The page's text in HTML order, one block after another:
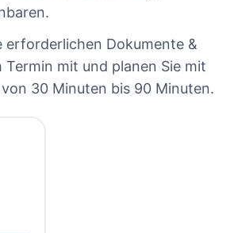
erforderlichen Dokumente &
Termin mit und planen Sie mit
30 Minuten bis 90 Minuten.